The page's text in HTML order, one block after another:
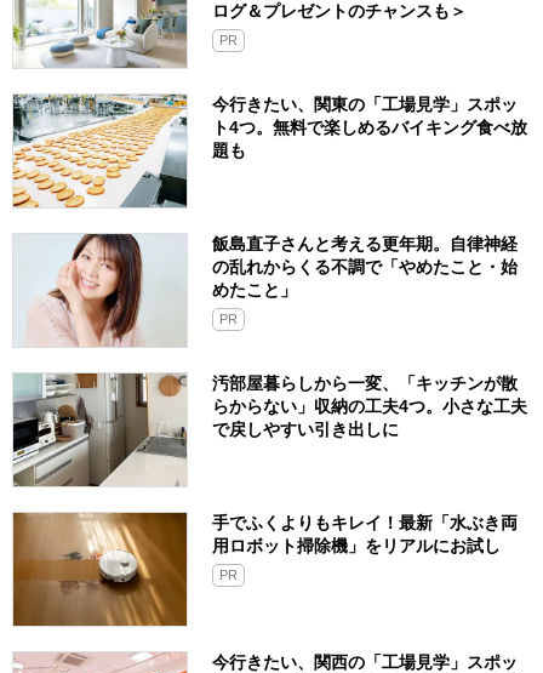
ログ＆プレゼントのチャンスも＞
PR
今行きたい、関東の「工場見学」スポッ
ト4つ。無料で楽しめるバイキング食べ放
題も
飯島直子さんと考える更年期。自律神経
の乱れからくる不調で「やめたこと・始
めたこと」
PR
汚部屋暮らしから一変、「キッチンが散
らからない」収納の工夫4つ。小さな工夫
で戻しやすい引き出しに
手でふくよりもキレイ！最新「水ぶき両
用ロボット掃除機」をリアルにお試し
PR
今行きたい、関西の「工場見学」スポッ